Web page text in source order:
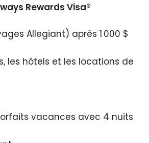
Rewards Visa®
Allegiant) après 1 000 $
les hôtels et les locations de
vacances avec 4 nuits